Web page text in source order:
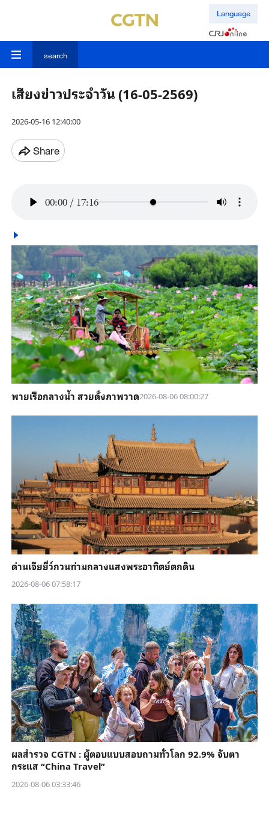
Language
search
เสียงข่าวประจำวัน (16-05-2569)
2026-05-16 12:40:00
Share
00:00 / 17:16
พายเรือกลางน้ำ สวยดั่งภาพวาด2026-08-06 08:00:27
ด่านเจียยี่ว์กวนท่ามกลางแสงพระอาทิตย์ตกดิน
2026-08-06 07:58:17
ผลสำรวจ CGTN : ผู้ตอบแบบสอบถามทั่วโลก 92.9% จับตา
กระแส “China Travel”
2026-08-06 03:33:46